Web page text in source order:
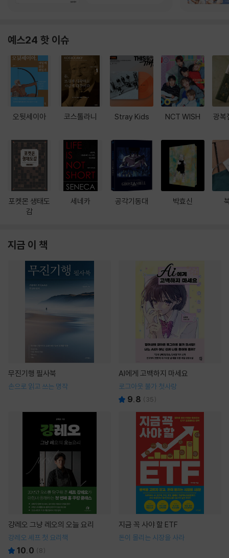
예스24 핫 이슈
오뒷세이아
포켓몬 생태도
감
코스톨라니
세네카
Stray Kids
공각기동대
NCT WISH
박효신
광복
지금 이 책
무진기행 필사북
손으로 읽고 쓰는 명작
AI에게 고백하지 마세요
로그아웃 불가 첫사랑
9.8 ( 35)
걍레오 그냥 레오의 오늘 요리
강레오 셰프 첫 요리책
10.0 (8)
지금 꼭 사야 할 ETF
돈이 몰리는 시장을 사라